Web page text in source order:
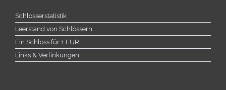
Schlösserstatistik
Leerstand von Schlössern
Ein Schloss für 1 EUR
Links & Verlinkungen